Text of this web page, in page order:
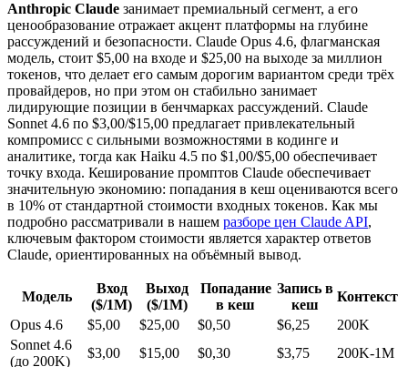
Anthropic Claude занимает премиальный сегмент, а его
ценообразование отражает акцент платформы на глубине
рассуждений и безопасности. Claude Opus 4.6, флагманская
модель, стоит $5,00 на входе и $25,00 на выходе за миллион
токенов, что делает его самым дорогим вариантом среди трёх
провайдеров, но при этом он стабильно занимает
лидирующие позиции в бенчмарках рассуждений. Claude
Sonnet 4.6 по $3,00/$15,00 предлагает привлекательный
компромисс с сильными возможностями в кодинге и
аналитике, тогда как Haiku 4.5 по $1,00/$5,00 обеспечивает
точку входа. Кеширование промптов Claude обеспечивает
значительную экономию: попадания в кеш оцениваются всего
в 10% от стандартной стоимости входных токенов. Как мы
подробно рассматривали в нашем разборе цен Claude API,
ключевым фактором стоимости является характер ответов
Claude, ориентированных на объёмный вывод.
Модель
Вход
($/1M)
Выход
($/1M)
Попадание
в кеш
Запись в
кеш
Контекст
Opus 4.6
$5,00 $25,00 $0,50 $6,25
200K
Sonnet 4.6
(до 200K)
$3,00 $15,00 $0,30 $3,75 200K-1M